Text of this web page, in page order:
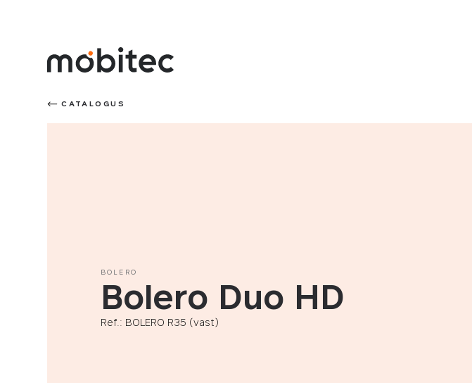
CATALOGUS
BOLERO
Bolero Duo HD
Ref.: BOLERO R35 (vast)